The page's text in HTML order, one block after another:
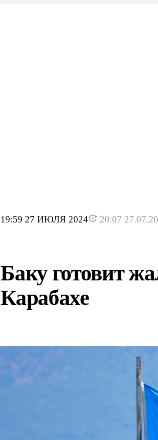
19:59 27 ИЮЛЯ 2024 20:07
Баку готовит
Карабахе